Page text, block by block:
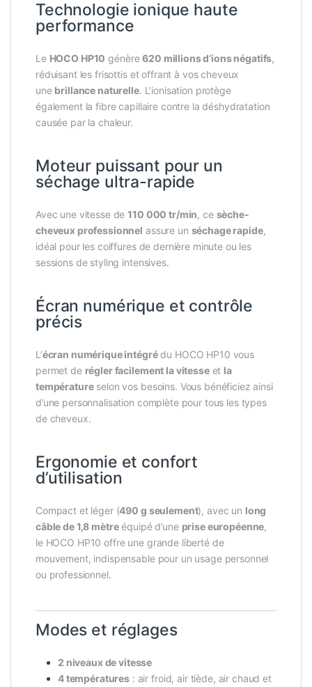
Technologie ionique haute
performance
Le HOCO HP10 génère620 millions d’ions négatifs,
réduisant les frisottis et offrant à vos cheveux
une brillance naturelle. L’ionisation protège
également la fibre capillaire contre la déshydratation
causée par la chaleur.
Moteur puissant pour un
séchage ultra-rapide
Avec une vitesse de110 000 tr/min, ce sèche-
cheveux professionnel assure un séchage rapide,
idéal pour les coiffures de dernière minute ou les
sessions de styling intensives.
Écran numérique et contrôle
précis
L’écran numérique intégrédu HOCO HP10 vous
permet de régler facilement la vitesseet la
températureselon vos besoins. Vous bénéficiez ainsi
d’une personnalisation complète pour tous les types
de cheveux.
Ergonomie et confort
d’utilisation
Compact et léger (490 g seulement), avec un long
câble de 1,8 mètreéquipé d’une prise européenne,
le HOCO HP10 offre une grande liberté de
mouvement, indispensable pour un usage personnel
ou professionnel.
Modes et réglages
2 niveaux de vitesse
4 températures : air froid, air tiède, air chaud et